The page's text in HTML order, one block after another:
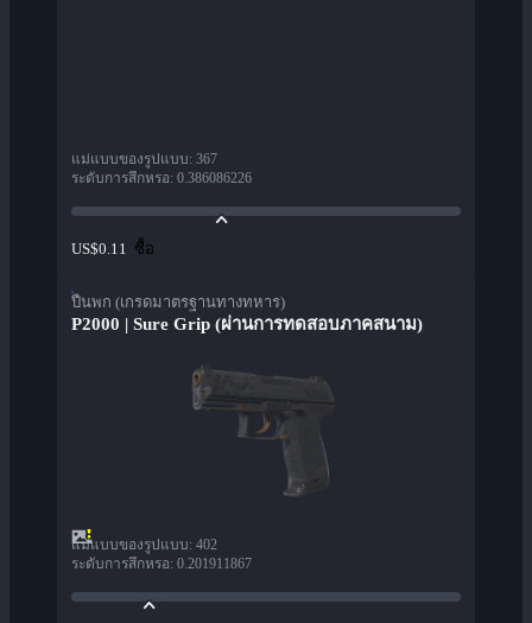
แม่แบบของรูปแบบ: 367
ระดับการสึกหรอ: 0.386086226
US$0.11 ซื้อ
ปืนพก (เกรดมาตรฐานทางทหาร)
P2000 | Sure Grip (ผ่านการทดสอบภาคสนาม)
แม่แบบของรูปแบบ: 402
ระดับการสึกหรอ: 0.201911867